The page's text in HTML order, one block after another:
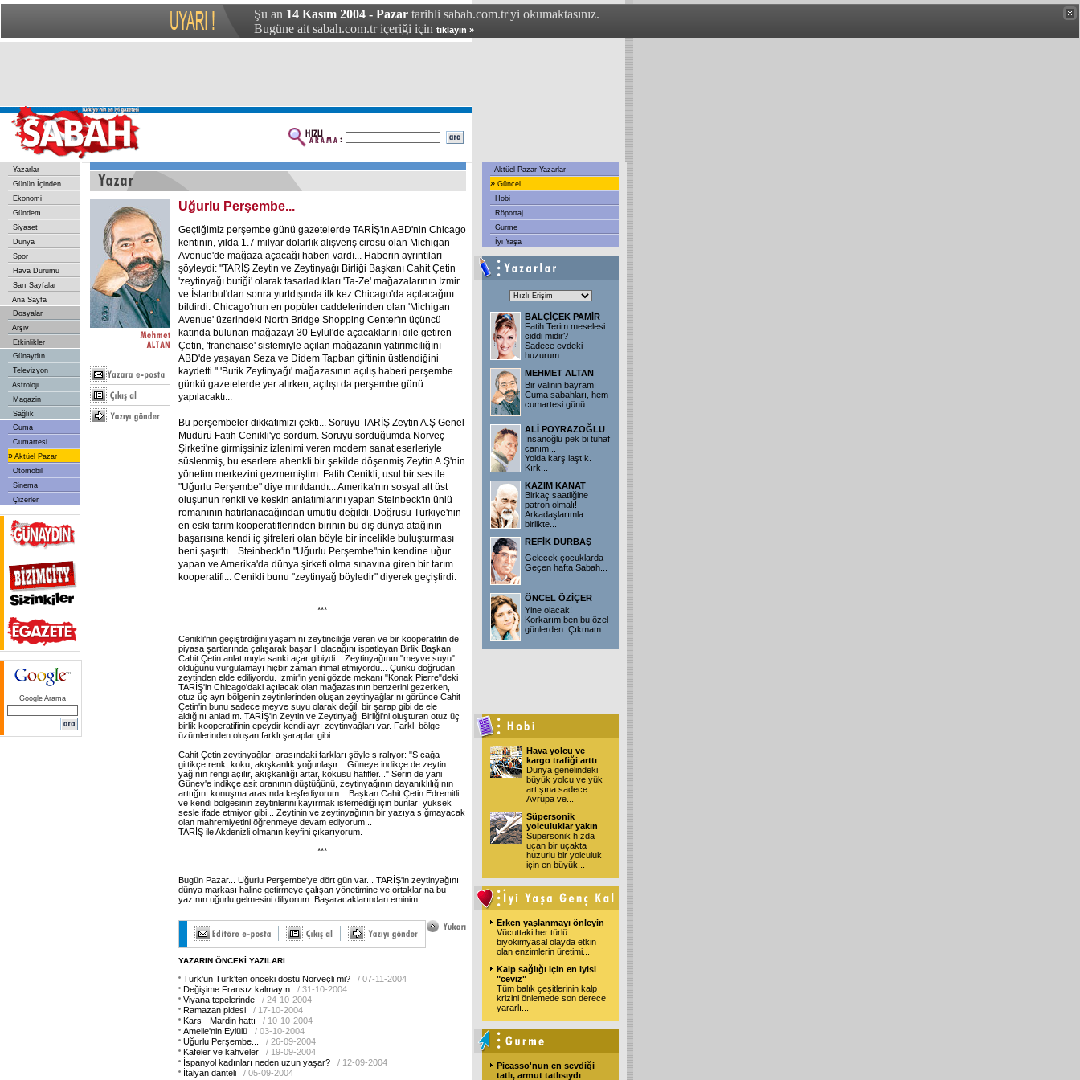
Şu an 14 Kasım 2004 - Pazar tarihli sabah.com.tr'yi okumaktasınız.
Bugüne ait sabah.com.tr içeriği için tıklayın »
Yazarlar
Günün İçinden
Ekonomi
Gündem
Siyaset
Dünya
Spor
Hava Durumu
Sarı Sayfalar
Ana Sayfa
Dosyalar
Arşiv
Etkinlikler
Günaydın
Televizyon
Astroloji
Magazin
Sağlık
Cuma
Cumartesi
» Aktüel Pazar
Otomobil
Sinema
Çizerler
Google Arama
Uğurlu Perşembe...
Geçtiğimiz perşembe günü gazetelerde TARİŞ'in ABD'nin Chicago
kentinin, yılda 1.7 milyar dolarlık alışveriş cirosu olan Michigan
Avenue'de mağaza açacağı haberi vardı... Haberin ayrıntıları
şöyleydi: "TARİŞ Zeytin ve Zeytinyağı Birliği Başkanı Cahit Çetin
'zeytinyağı butiği' olarak tasarladıkları 'Ta-Ze' mağazalarının İzmir
ve İstanbul'dan sonra yurtdışında ilk kez Chicago'da açılacağını
bildirdi. Chicago'nun en popüler caddelerinden olan 'Michigan
Avenue' üzerindeki North Bridge Shopping Center'ın üçüncü
katında bulunan mağazayı 30 Eylül'de açacaklarını dile getiren
Çetin, 'franchaise' sistemiyle açılan mağazanın yatırımcılığını
ABD'de yaşayan Seza ve Didem Tapban çiftinin üstlendiğini
kaydetti." 'Butik Zeytinyağı' mağazasının açılış haberi perşembe
günkü gazetelerde yer alırken, açılışı da perşembe günü
yapılacaktı...
Bu perşembeler dikkatimizi çekti... Soruyu TARİŞ Zeytin A.Ş Genel
Müdürü Fatih Cenikli'ye sordum. Soruyu sorduğumda Norveç
Şirketi'ne girmişsiniz izlenimi veren modern sanat eserleriyle
süslenmiş, bu eserlere ahenkli bir şekilde döşenmiş Zeytin A.Ş'nin
yönetim merkezini gezmemiştim. Fatih Cenikli, usul bir ses ile
"Uğurlu Perşembe" diye mırıldandı... Amerika'nın sosyal alt üst
oluşunun renkli ve keskin anlatımlarını yapan Steinbeck'in ünlü
romanının hatırlanacağından umutlu değildi. Doğrusu Türkiye'nin
en eski tarım kooperatiflerinden birinin bu dış dünya atağının
başarısına kendi iç şifreleri olan böyle bir incelikle buluşturması
beni şaşırttı... Steinbeck'in "Uğurlu Perşembe"nin kendine uğur
yapan ve Amerika'da dünya şirketi olma sınavına giren bir tarım
kooperatifi... Cenikli bunu "zeytinyağ böyledir" diyerek geçiştirdi.
***
Cenikli'nin geçiştirdiğini yaşamını zeytinciliğe veren ve bir kooperatifin de
piyasa şartlarında çalışarak başarılı olacağını ispatlayan Birlik Başkanı
Cahit Çetin anlatımıyla sanki açar gibiydi... Zeytinyağının "meyve suyu"
olduğunu vurgulamayı hiçbir zaman ihmal etmiyordu... Çünkü doğrudan
zeytinden elde ediliyordu. İzmir'in yeni gözde mekanı "Konak Pierre"deki
TARİŞ'in Chicago'daki açılacak olan mağazasının benzerini gezerken,
otuz üç ayrı bölgenin zeytinlerinden oluşan zeytinyağlarını görünce Cahit
Çetin'in bunu sadece meyve suyu olarak değil, bir şarap gibi de ele
aldığını anladım. TARİŞ'in Zeytin ve Zeytinyağı Birliği'ni oluşturan otuz üç
birlik kooperatifinin epeydir kendi ayrı zeytinyağları var. Farklı bölge
üzümlerinden oluşan farklı şaraplar gibi...
Cahit Çetin zeytinyağları arasındaki farkları şöyle sıralıyor: "Sıcağa
gittikçe renk, koku, akışkanlık yoğunlaşır... Güneye indikçe de zeytin
yağının rengi açılır, akışkanlığı artar, kokusu hafifler..." Serin de yani
Güney'e indikçe asit oranının düştüğünü, zeytinyağının dayanıklılığının
arttığını konuşma arasında keşfediyorum... Başkan Cahit Çetin Edremitli
ve kendi bölgesinin zeytinlerini kayırmak istemediği için bunları yüksek
sesle ifade etmiyor gibi... Zeytinin ve zeytinyağının bir yazıya sığmayacak
olan mahremiyetini öğrenmeye devam ediyorum...
TARİŞ ile Akdenizli olmanın keyfini çıkarıyorum.
***
Bugün Pazar... Uğurlu Perşembe'ye dört gün var... TARİŞ'in zeytinyağını
dünya markası haline getirmeye çalışan yönetimine ve ortaklarına bu
yazının uğurlu gelmesini diliyorum. Başaracaklarından eminim...
YAZARIN ÖNCEKİ YAZILARI
Türk'ün Türk'ten önceki dostu Norveçli mi?
/ 07-11-2004
Değişime Fransız kalmayın
/ 31-10-2004
Viyana tepelerinde
/ 24-10-2004
Ramazan pidesi
/ 17-10-2004
Kars - Mardin hattı
/ 10-10-2004
Amelie'nin Eylülü
/ 03-10-2004
Uğurlu Perşembe...
/ 26-09-2004
Kafeler ve kahveler
/ 19-09-2004
İspanyol kadınları neden uzun yaşar?
/ 12-09-2004
İtalyan danteli
/ 05-09-2004
Aktüel Pazar Yazarlar
» Güncel
Hobi
Röportaj
Gurme
İyi Yaşa
BALÇİÇEK PAMİR
Fatih Terim meselesi
ciddi midir?
Sadece evdeki
huzurum
MEHMET ALTAN
Bir valinin bayramı
Cuma sabahları, hem
cumartesi günü
ALİ POYRAZOĞLU
İnsanoğlu pek bi tuhaf
canım...
Yolda karşılaştık.
Kırk
KAZIM KANAT
Birkaç saatliğine
patron olmalı!
Arkadaşlarımla
birlikte
REFİK DURBAŞ
Gelecek çocuklarda
Geçen hafta Sabah
ÖNCEL ÖZİÇER
Yine olacak!
Korkarım ben bu özel
günlerden. Çıkmam
Hava yolcu ve
kargo trafiği arttı
Dünya genelindeki
büyük yolcu ve yük
artışına sadece
Avrupa ve
Süpersonik
yolculuklar yakın
Süpersonik hızda
uçan bir uçakta
huzurlu bir yolculuk
için en büyük
Erken yaşlanmayı önleyin
Vücuttaki her türlü
biyokimyasal olayda etkin
olan enzimlerin üretimi
Kalp sağlığı için en iyisi
"ceviz"
Tüm balık çeşitlerinin kalp
krizini önlemede son derece
yararlı
Picasso'nun en sevdiği
tatlı, armut tatlısıydı